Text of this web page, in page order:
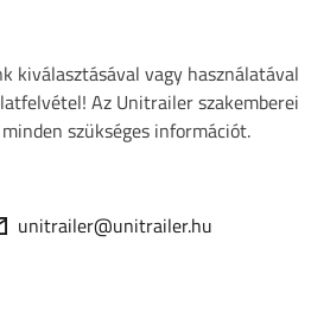
kiválasztásával vagy használatával
Az Unitrailer szakemberei
szükséges információt.
unitrailer@unitrailer.hu